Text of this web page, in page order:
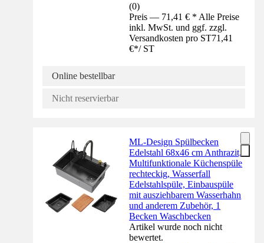
(0)
Preis — 71,41 € * Alle Preise
inkl. MwSt. und ggf. zzgl.
Versandkosten pro ST71,41
€*/ ST
Online bestellbar
Nicht reservierbar
ML-Design Spülbecken
Edelstahl 68x46 cm Anthrazit,
Multifunktionale Küchenspüle
rechteckig, Wasserfall
Edelstahlspüle, Einbauspüle
mit ausziehbarem Wasserhahn
und anderem Zubehör, 1
Becken Waschbecken
Artikel wurde noch nicht
bewertet.